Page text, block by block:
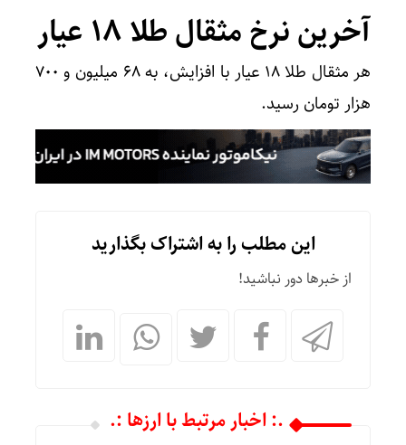
آخرین نرخ مثقال طلا ۱۸ عیار
هر مثقال طلا ۱۸ عیار با افزایش، به ۶۸ میلیون و ۷۰۰
هزار تومان رسید‌.
این مطلب را به اشتراک بگذارید
از خبرها دور نباشید!
.: اخبار مرتبط با ارزها :.